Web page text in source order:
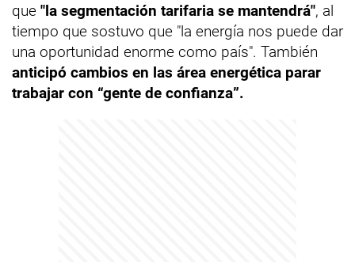
que "la segmentación tarifaria se mantendrá", al
tiempo que sostuvo que "la energía nos puede dar
una oportunidad enorme como país". También
anticipó cambios en las área energética parar
trabajar con “gente de confianza”.